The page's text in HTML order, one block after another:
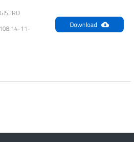
11-
Download